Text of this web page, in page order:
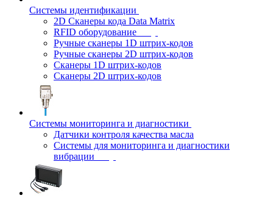
Системы идентификации
2D Сканеры кода Data Matrix
RFID оборудование
Ручные сканеры 1D штрих-кодов
Ручные сканеры 2D штрих-кодов
Сканеры 1D штрих-кодов
Сканеры 2D штрих-кодов
Системы мониторинга и диагностики
Датчики контроля качества масла
Системы для мониторинга и диагностики
вибрации